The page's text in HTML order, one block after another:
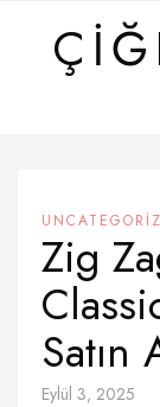
Zig
Satın
Eylül 3, 2025